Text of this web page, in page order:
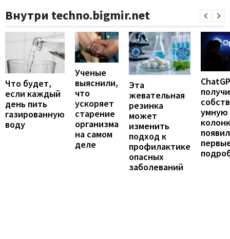
Внутри techno.bigmir.net
Что будет,
если каждый
день пить
газированную
воду
Ученые
выяснили,
что
ускоряет
старение
организма
на самом
деле
Эта
жевательная
резинка
может
изменить
подход к
профилактике
опасных
заболеваний
умную